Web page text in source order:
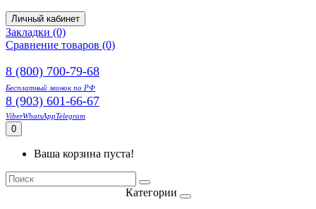
Личный кабинет
Закладки (0)
Сравнение товаров (0)
8 (800) 700-79-68
Бесплатный звонок по РФ
8 (903) 601-66-67
ViberWhatsAppTelegram
0
Ваша корзина пуста!
Категории